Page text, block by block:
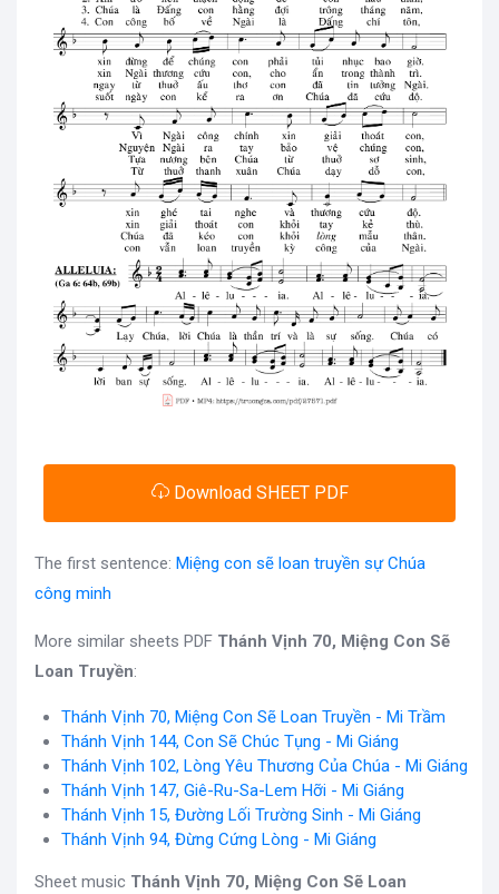
Download SHEET PDF
The first sentence: Miệng con sẽ loan truyền sự Chúa
công minh
More similar sheets PDF Thánh Vịnh 70, Miệng Con Sẽ
Loan Truyền:
Thánh Vịnh 70, Miệng Con Sẽ Loan Truyền - Mi Trầm
Thánh Vịnh 144, Con Sẽ Chúc Tụng - Mi Giáng
Thánh Vịnh 102, Lòng Yêu Thương Của Chúa - Mi Giáng
Thánh Vịnh 147, Giê-Ru-Sa-Lem Hỡi - Mi Giáng
Thánh Vịnh 15, Đường Lối Trường Sinh - Mi Giáng
Thánh Vịnh 94, Đừng Cứng Lòng - Mi Giáng
Sheet music Thánh Vịnh 70, Miệng Con Sẽ Loan